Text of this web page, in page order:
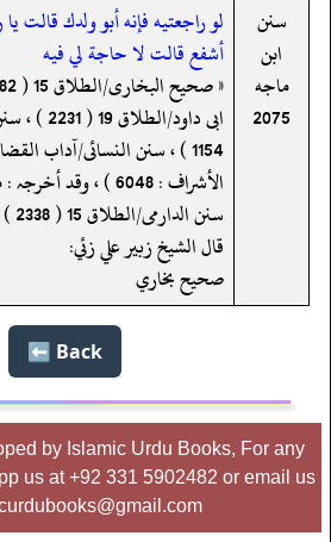
سنن
ابن
ماجه
2075
لو راجعتيه فإنه أبو ولدك قالت يا
أشفع قالت لا حاجة لي فيه
سنن الدارمی/الطلاق 15 ( 2338 ) ( صحیح ) »
قال الشيخ زبير علي زئي:
صحيح بخاري
Back ⬅️
by Islamic Urdu Books, For any
us at +92 331 5902482 or email us